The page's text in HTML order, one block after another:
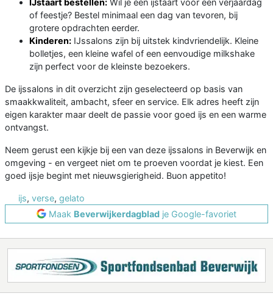
of feestje? Bestel minimaal een dag van tevoren, bij
grotere opdrachten eerder.
Kinderen: IJssalons zijn bij uitstek kindvriendelijk. Kleine
bolletjes, een kleine wafel of een eenvoudige milkshake
zijn perfect voor de kleinste bezoekers.
De ijssalons in dit overzicht zijn geselecteerd op basis van
smaakkwaliteit, ambacht, sfeer en service. Elk adres heeft zijn
eigen karakter maar deelt de passie voor goed ijs en een warme
ontvangst.
Neem gerust een kijkje bij een van deze ijssalons in Beverwijk en
omgeving - en vergeet niet om te proeven voordat je kiest. Een
goed ijsje begint met nieuwsgierigheid. Buon appetito!
ijs, verse, gelato
Maak Beverwijkerdagblad je Google-favoriet